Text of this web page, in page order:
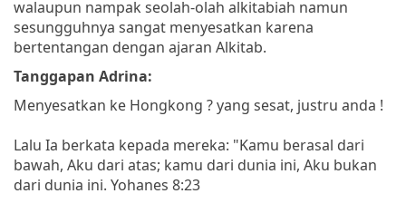
walaupun nampak seolah-olah alkitabiah namun
sesungguhnya sangat menyesatkan karena
bertentangan dengan ajaran Alkitab.
Tanggapan Adrina:
Menyesatkan ke Hongkong ? yang sesat, justru anda !
Lalu Ia berkata kepada mereka: "Kamu berasal dari
bawah, Aku dari atas; kamu dari dunia ini, Aku bukan
dari dunia ini. Yohanes 8:23